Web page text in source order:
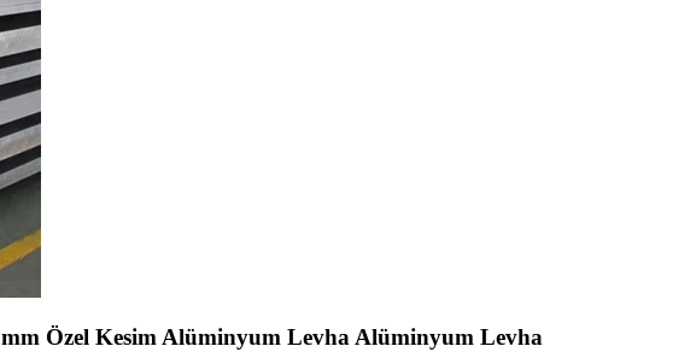
Özel Kesim Alüminyum Levha Alüminyum Levha